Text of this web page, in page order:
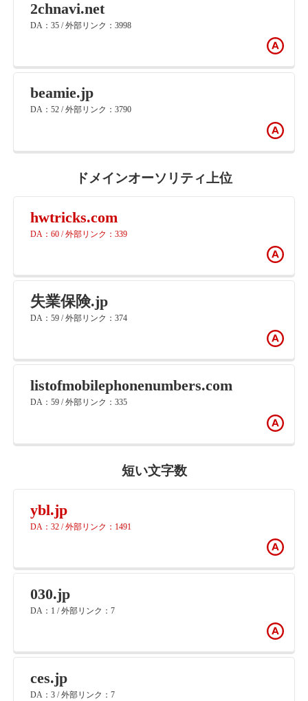
2chnavi.net
DA：35 / 外部リンク：3998
beamie.jp
DA：52 / 外部リンク：3790
ドメインオーソリティ上位
hwtricks.com
DA：60 / 外部リンク：339
失業保険.jp
DA：59 / 外部リンク：374
listofmobilephonenumbers.com
DA：59 / 外部リンク：335
短い文字数
ybl.jp
DA：32 / 外部リンク：1491
030.jp
DA：1 / 外部リンク：7
ces.jp
DA：3 / 外部リンク：7